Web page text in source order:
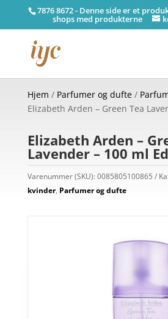
7876 8672 - Denne side er et
shops med produkterne
Hjem / Parfumer og dufte/
Elizabeth Arden – Green Tea
Elizabeth Arden –
Lavender – 100 ml
Varenummer (SKU):0085805100865
kvinder, Parfumer og dufte